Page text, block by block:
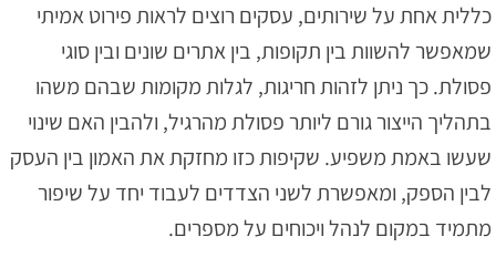
כללית אחת על שירותים, עסקים רוצים לראות פירוט אמיתי
שמאפשר להשוות בין תקופות, בין אתרים שונים ובין סוגי
פסולת. כך ניתן לזהות חריגות, לגלות מקומות שבהם משהו
בתהליך הייצור גורם ליותר פסולת מהרגיל, ולהבין האם שינוי
שעשו באמת משפיע. שקיפות כזו מחזקת את האמון בין העסק
לבין הספק, ומאפשרת לשני הצדדים לעבוד יחד על שיפור
מתמיד במקום לנהל ויכוחים על מספרים.